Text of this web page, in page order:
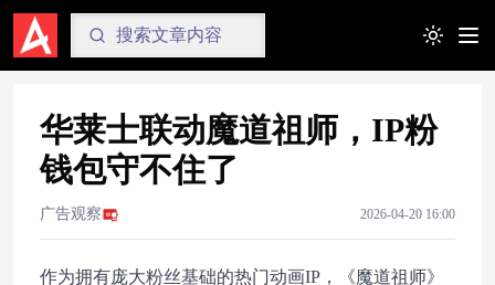
Toggle
华莱士联动魔道祖师，IP粉
钱包守不住了
广告观察 2026-04-20 16:00
作为拥有庞大粉丝基础的热门动画IP，《魔道祖师》